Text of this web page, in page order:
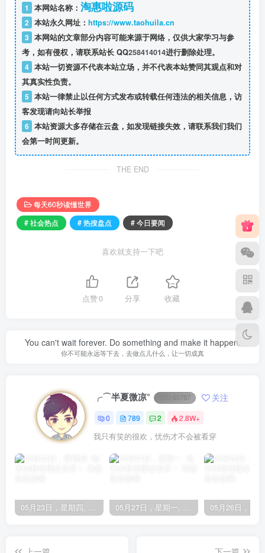
1 本网站名称： 淘惠啦源码
2 本站永久网址： https://www.taohuila.cn
3 本网站的文章部分内容可能来源于网络，仅供大家学习与参
考，如有侵权，请联系站长 QQ258414014进行删除处理。
4 本站一切资源不代表本站立场，并不代表本站赞同其观点和对
其真实性负责。
5 本站一律禁止以任何方式发布或转载任何违法的相关信息，访
客发现请向站长举报
6 本站资源大多存储在云盘，如发现链接失效，请联系我们我们
会第一时间更新。
THE END
每天60秒读懂世界
# 社会热点
# 热搜盘点 # 今日要闻
喜欢就支持一下吧
点赞0 分享 收藏
You can't wait forever. Do something and make it happen.
你不可能永远等下去，去做点儿什么，让一切成真
╭⌒半夏微凉° 65787 关注
0 789 2 2.8W+
我只有笑的很欢，忧伤才不会被看穿
05月23日，星期四, 每天60秒读懂全世界！ 05月27日，星期一, 每天60秒读懂全世界！